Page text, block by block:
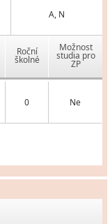
A, N
Roční
školné
Možnost
studia pro
ZP
0 Ne